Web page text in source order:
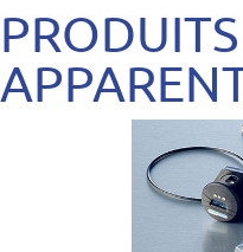
PRODUITS